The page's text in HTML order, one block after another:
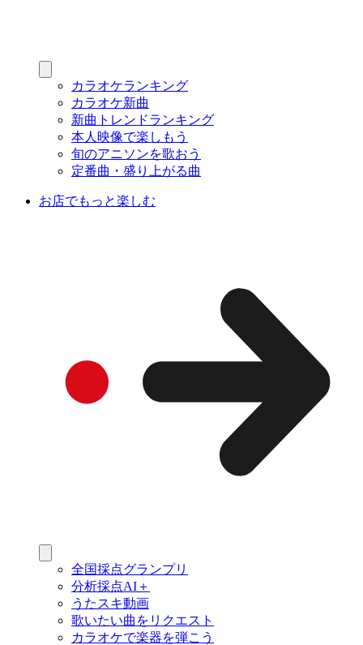
カラオケランキング
カラオケ新曲
新曲トレンドランキング
本人映像で楽しもう
旬のアニソンを歌おう
定番曲・盛り上がる曲
お店でもっと楽しむ
全国採点グランプリ
分析採点AI＋
うたスキ動画
歌いたい曲をリクエスト
カラオケで楽器を弾こう